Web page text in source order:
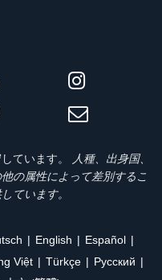
ています。
人種、出身国、
の属性によって差別するこ
ています。
English
Español
Việt Türkçe
Ρусский